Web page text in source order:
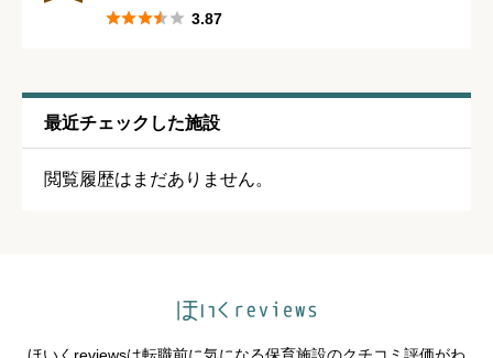
星の数をお選びください
通いやすさ 必須
星の数をお選びください 
 3.87
最近チェックした施設
閲覧履歴はまだありません。